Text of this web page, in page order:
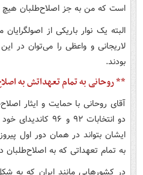
است که من به جز اصلاح‌طلبان هیچ
البته یک نوار باریکی از
لاریجانی و واعظی را می‌توان در
بودند.
** روحانی به تمام تعهداتش به
آقای روحانی با حمایت و ایثار
دو انتخابات ۹۲ و
ایشان بتواند در همان دور اول
به تمام تعهداتی که به اصلاح‌طلبان
در کشورهایی مانند ایران که به